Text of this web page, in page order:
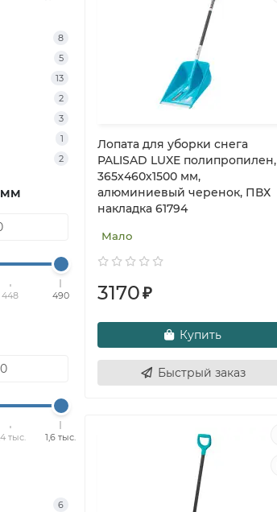
8
5
13
2
3
1
2
ММ
448 490
тыс. 1,6 тыс.
6
Лопата для уборки снега
PALISAD LUXE полипропилен,
365х460х1500 мм,
алюминиевый черенок, ПВХ
накладка 61794
Мало
3170₽
Купить
Быстрый заказ